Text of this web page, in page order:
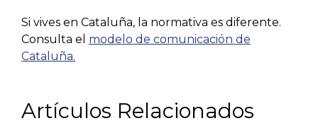
Si vives en Cataluña, la normativa es diferente.
Consulta el modelo de comunicación de
Cataluña.
Artículos Relacionados